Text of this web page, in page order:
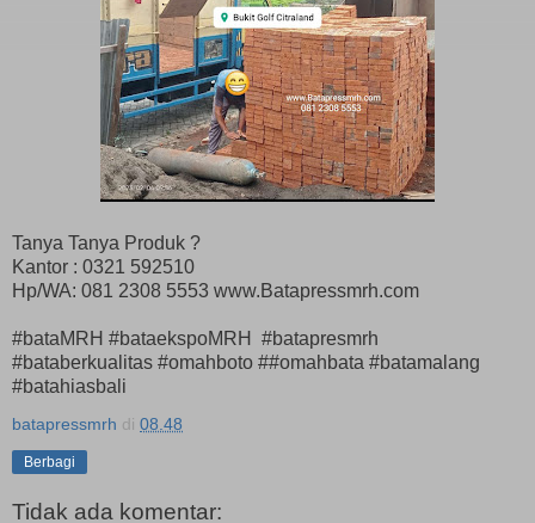
Tanya Tanya Produk ?
Kantor : 0321 592510
Hp/WA: 081 2308 5553 www.Batapressmrh.com
#bataMRH #bataekspoMRH #batapresmrh
#bataberkualitas #omahboto ##omahbata #batamalang
#batahiasbali
batapressmrh di 08.48
Berbagi
Tidak ada komentar: